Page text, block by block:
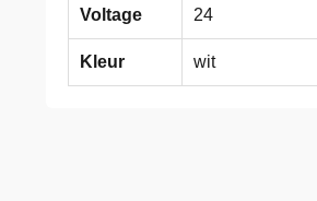
Voltage 24
Kleur wit